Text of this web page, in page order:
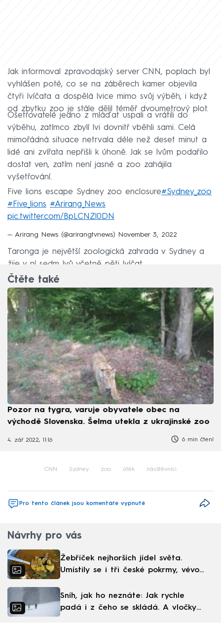
Jak informoval zpravodajský server CNN, poplach byl
vyhlášen poté, co se na záběrech kamer objevila
čtyři lvíčata a dospělá lvice mimo svůj výběh, i když
od zbytku zoo je stále dělil téměř dvoumetrový plot.
Ošetřovatelé jedno z mláďat uspali a vrátili do
výběhu, zatímco zbylí lvi dovnitř vběhli sami. Celá
mimořádná situace netrvala déle než deset minut a
lidé ani zvířata nepřišli k úhoně. Jak se lvům podařilo
dostat ven, zatím není jasné a zoo zahájila
vyšetřování.
Five lions escape Sydney zoo enclosure#Sydney_zoo
#Five_lions #Arirang_News
pic.twitter.com/BpLCNZl0DN
— Arirang News (@arirangtvnews) November 3, 2022
Taronga je největší zoologická zahrada v Sydney a
žije v ní sedm lvů včetně pěti lvíčat.
Čtěte také
Pozor na tygra, varuje obyvatele obec na
východě Slovenska. Šelma utekla z ukrajinské zoo
4. zář 2022, 11:16 6 min čtení
CNN Sydney zoo útěk návštěvníci
Pro tento článek jsou komentáře vypnuté
Návrhy pro vás
Žebříček nejhorších jídel světa.
Umístily se i tři české pokrmy, vévodí
Sníh, jak ho neznáte: Jak rychle
padá i z čeho se skládá. A vločky